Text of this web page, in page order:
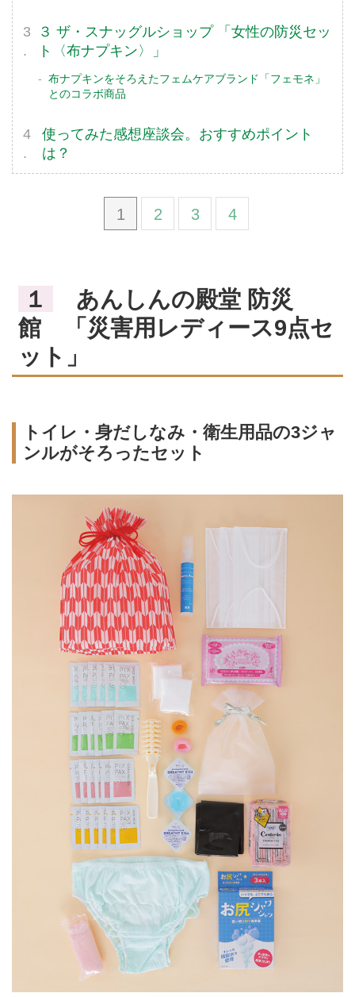
３ ザ・スナッグルショップ 「女性の防災セッ
ト〈布ナプキン〉」
布ナプキンをそろえたフェムケアブランド「フェモネ」
とのコラボ商品
使ってみた感想座談会。おすすめポイント
は？
1 2 3 4
１
あんしんの殿堂 防災
館 「災害用レディース9点セ
ット」
トイレ・身だしなみ・衛生用品の3ジャ
ンルがそろったセット